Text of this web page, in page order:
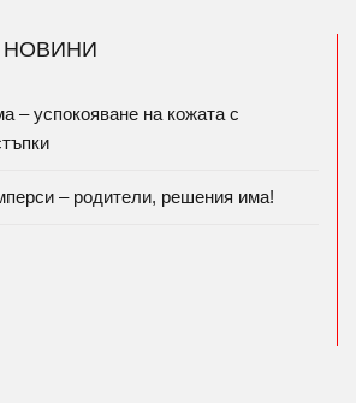
– успокояване на кожата с
– родители, решения има!